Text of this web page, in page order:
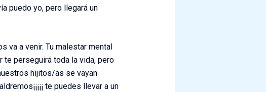
puedo yo, pero llegará un
va a venir. Tu malestar mental
te perseguirá toda la vida, pero
hijitos/as se vayan
te puedes llevar a un